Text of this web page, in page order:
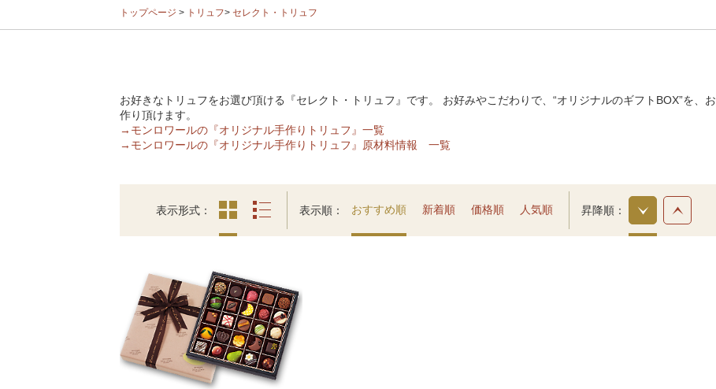
トップページ > トリュフ> セレクト・トリュフ
お好きなトリュフをお選び頂ける『セレクト・トリュフ』です。 お好みやこだわりで、“オリジナルのギフトBOX”を、お
作り頂けます。
→モンロワールの『オリジナル手作りトリュフ』一覧
→モンロワールの『オリジナル手作りトリュフ』原材料情報 一覧
表示形式 表示順 おすすめ順 新着順 価格順 人気順 昇降順